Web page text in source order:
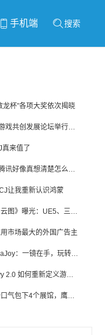
手机端 搜索
龙杯”各项大奖依次揭晓
智竞·未来——2026咪咕游戏共创发展论坛举行：聚力精品内容、AI创作与电竞生态，共建高品质益智健康游戏社区
来值了
推出多款“神人”游戏后，腾讯好像真想清楚怎么做二次元了
让我重新认识鸿蒙
金韬创业项目《阴阳师：云图》曝光：UE5、三端互通、ARPG
市场最大的外国广告主
VITURE 亮相 2026 ChinaJoy：一镜在手，玩转全场！
从 3 天到 20 分钟：Marvy 2.0 如何重新定义游戏出海营销效率？
冲进畅销榜总榜第三，一口气包下4个展馆，鹰角把嘉年华做爆了